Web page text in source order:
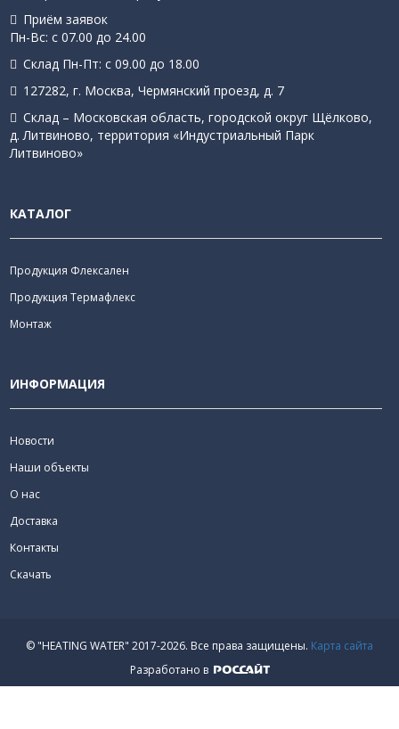
Приём заявок
Пн-Вс: с 07.00 до 24.00
Склад Пн-Пт: с 09.00 до 18.00
127282, г. Москва, Чермянский проезд, д. 7
Склад – Московская область, городской округ Щёлково,
д. Литвиново, территория «Индустриальный Парк
Литвиново»
КАТАЛОГ
Продукция Флексален
Продукция Термафлекс
Монтаж
ИНФОРМАЦИЯ
Новости
Наши объекты
О нас
Доставка
Контакты
Скачать
© "HEATING WATER" 2017-2026. Все права защищены. Карта сайта
Разработано в